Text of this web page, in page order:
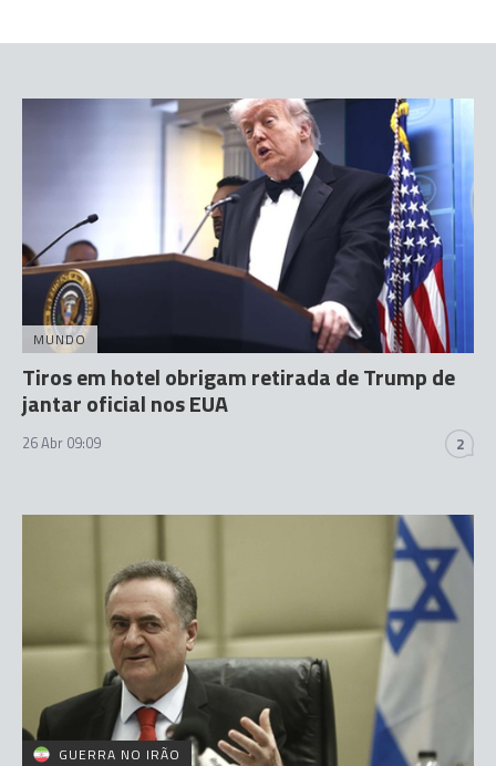
MUNDO
Tiros em hotel obrigam retirada de Trump de
jantar oficial nos EUA
26 Abr 09:09 2
GUERRA NO IRÃO